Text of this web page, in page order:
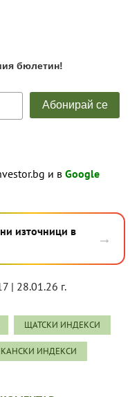
и в Google
източници в
→
| 28.01.26 г.
ЩАТСКИ ИНДЕКСИ
ИНДЕКСИ